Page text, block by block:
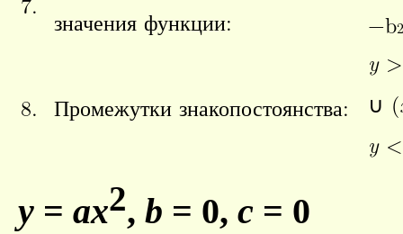
значения функции:
−b2
8. Промежутки знакопостоянства:
y>
∪ (
y<
y= ax2, b = 0, c = 0